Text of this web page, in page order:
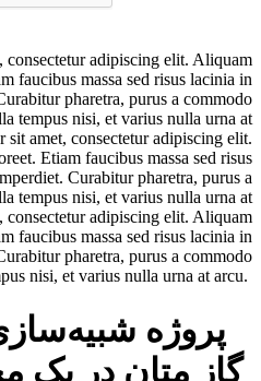
consectetur adipiscing elit. Aliquam
faucibus massa sed risus lacinia in
pharetra, purus a commodo
tempus nisi, et varius nulla urna at
amet, consectetur adipiscing elit.
Etiam faucibus massa sed risus
Curabitur pharetra, purus a
tempus nisi, et varius nulla urna at
adipiscing elit. Aliquam
faucibus massa sed risus lacinia in
pharetra, purus a commodo
nisi, et varius nulla urna at arcu.
پروژه
گاز متان در یک